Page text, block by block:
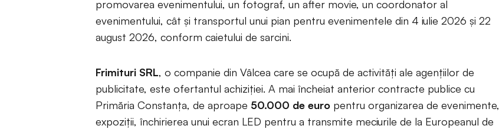
promovarea evenimentului, un fotograf, un after movie, un coordonator al
evenimentului, cât și transportul unui pian pentru evenimentele din 4 iulie 2026 şi 22
august 2026, conform caietului de sarcini.
Frimituri SRL, o companie din Vâlcea care se ocupă de activități ale agențiilor de
publicitate, este ofertantul achiziției. A mai încheiat anterior contracte publice cu
Primăria Constanța, de aproape 50.000 de euro pentru organizarea de evenimente,
expoziții, închirierea unui ecran LED pentru a transmite meciurile de la Europeanul de